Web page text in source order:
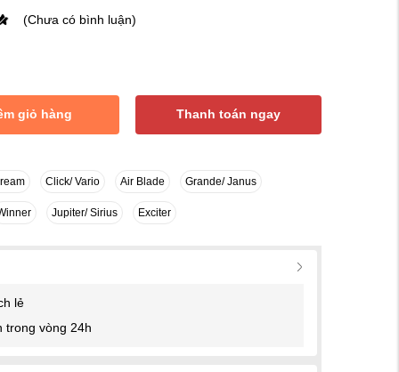
(Chưa có bình luận)
giỏ hàng Thanh toán ngay
Click/ Vario Air Blade Grande/ Janus
Jupiter/ Sirius Exciter
lẻ
trong vòng 24h